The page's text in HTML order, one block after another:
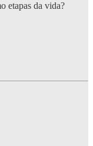
etapas da vida?